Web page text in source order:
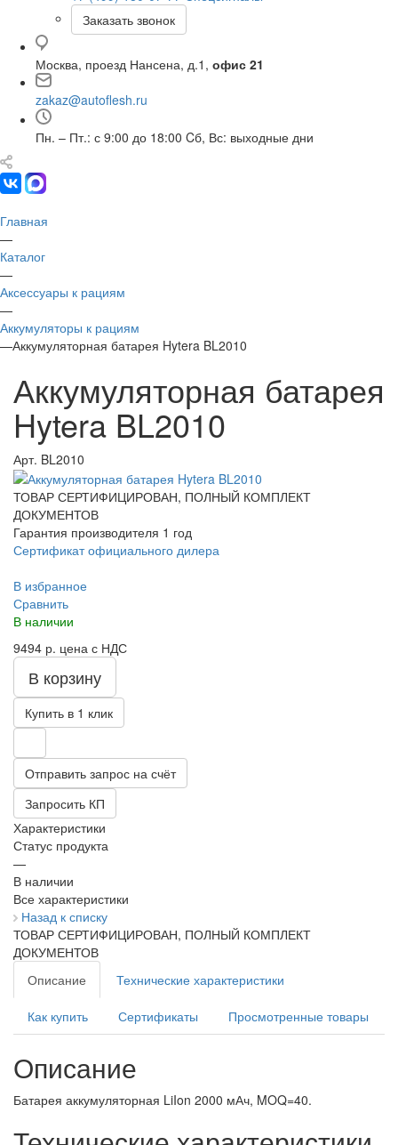
Заказать звонок
Москва, проезд Нансена, д.1, офис 21
zakaz@autoflesh.ru
Пн. – Пт.: с 9:00 до 18:00 Cб, Вс: выходные дни
Главная
—
Каталог
—
Аксессуары к рациям
—
Аккумуляторы к рациям
—Аккумуляторная батарея Hytera BL2010
Аккумуляторная батарея
Hytera BL2010
Арт. BL2010
ТОВАР СЕРТИФИЦИРОВАН, ПОЛНЫЙ КОМПЛЕКТ
ДОКУМЕНТОВ
Гарантия производителя 1 год
Сертификат официального дилера
В избранное
Сравнить
В наличии
9494 р. цена с НДС
В корзину
Купить в 1 клик
Отправить запрос на счёт
Запросить КП
Характеристики
Статус продукта
—
В наличии
Все характеристики
Назад к списку
ТОВАР СЕРТИФИЦИРОВАН, ПОЛНЫЙ КОМПЛЕКТ
ДОКУМЕНТОВ
Описание
Технические характеристики
Как купить Сертификаты Просмотренные товары
Описание
Батарея аккумуляторная LiIon 2000 мАч, MOQ=40.